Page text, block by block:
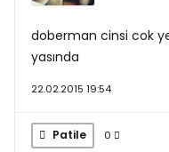
doberman cinsi cok
yasında
22.02.2015 19:54
Patile 0